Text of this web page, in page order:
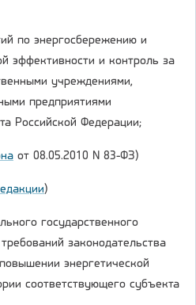
по энергосбережению и
эффективности и контроль за
учреждениями,
предприятиями
Российской Федерации;
от 08.05.2010 N 83-ФЗ)
)
государственного
законодательства
энергетической
соответствующего субъекта